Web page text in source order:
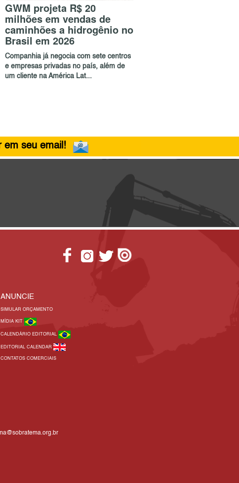
GWM projeta R$ 20
milhões em vendas de
caminhões a hidrogênio no
Brasil em 2026
Companhia já negocia com sete centros
e empresas privadas no país, além de
um cliente na América Lat...
em seu email!
ANUNCIE
SIMULAR ORÇAMENTO
MÍDIA KIT
CALENDÁRIO EDITORIAL
EDITORIAL CALENDAR
CONTATOS COMERCIAIS